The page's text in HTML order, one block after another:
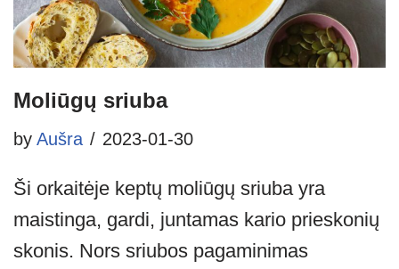
Moliūgų sriuba
by Aušra 2023-01-30
Ši orkaitėje keptų moliūgų sriuba yra
maistinga, gardi, juntamas kario prieskonių
skonis. Nors sriubos pagaminimas